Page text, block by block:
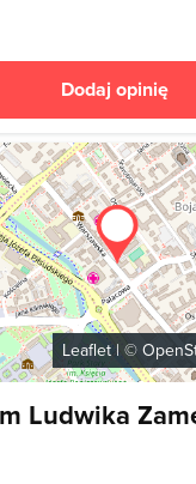
Dodaj opinię
Leaflet | ©
Ludwika